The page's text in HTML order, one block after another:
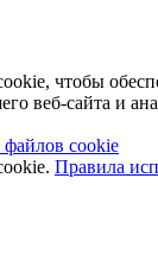
чтобы
веб-сайта и
файлов cookie
Правила